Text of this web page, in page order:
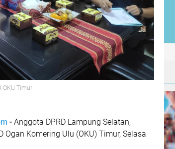
OKU Timur
- Anggota DPRD Lampung Selatan,
Komering Ulu (OKU) Timur, Selasa